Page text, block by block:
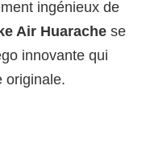
ingénieux de
Air Huarache se
innovante qui
originale.